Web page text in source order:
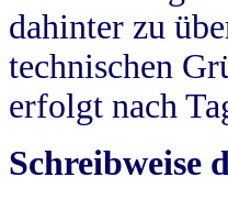
dahinter zu
technischen
erfolgt nach
Schreibweise